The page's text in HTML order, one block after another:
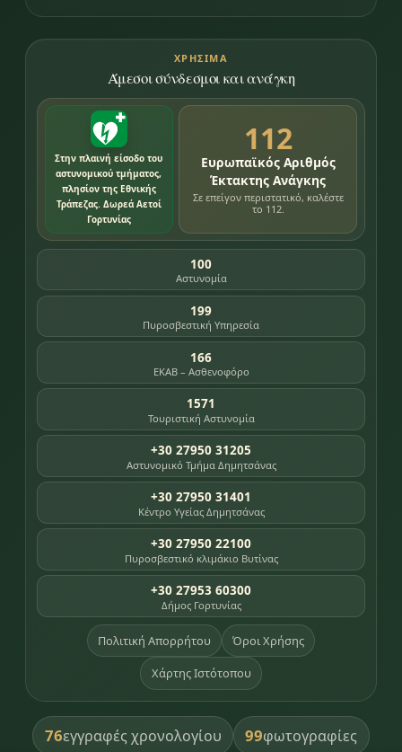
ΧΡΉΣΙΜΑ
Άμεσοι σύνδεσμοι και ανάγκη
Στην πλαινή είσοδο του
αστυνομικού τμήματος,
πλησίον της Εθνικής
Τράπεζας. Δωρεά Αετοί
Γορτυνίας
112
Ευρωπαϊκός Αριθμός
Έκτακτης Ανάγκης
Σε επείγον περιστατικό, καλέστε
το 112.
100
Αστυνομία
199
Πυροσβεστική Υπηρεσία
166
ΕΚΑΒ – Ασθενοφόρο
1571
Τουριστική Αστυνομία
+30 27950 31205
Αστυνομικό Τμήμα Δημητσάνας
+30 27950 31401
Κέντρο Υγείας Δημητσάνας
+30 27950 22100
Πυροσβεστικό κλιμάκιο Βυτίνας
+30 27953 60300
Δήμος Γορτυνίας
Πολιτική Απορρήτου Όροι Χρήσης
Χάρτης Ιστότοπου
76εγγραφές χρονολογίου 99φωτογραφίες